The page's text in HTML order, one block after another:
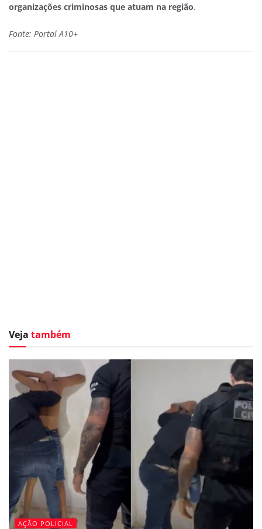
organizações criminosas que atuam na região.
Fonte: Portal A10+
Veja também
AÇÃO POLICIAL